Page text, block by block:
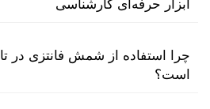
ابزار حرفه‌ای کارشناسی
چرا استفاده از شمش فانتزی در
است؟